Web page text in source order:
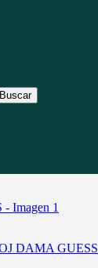
Buscar
DAMA GUESS